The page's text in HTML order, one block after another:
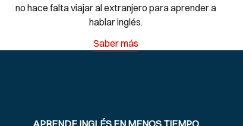
no hace falta viajar al extranjero para aprender a
hablar inglés.
Saber más
APRENDE INGLÉS EN MENOS TIEMPO